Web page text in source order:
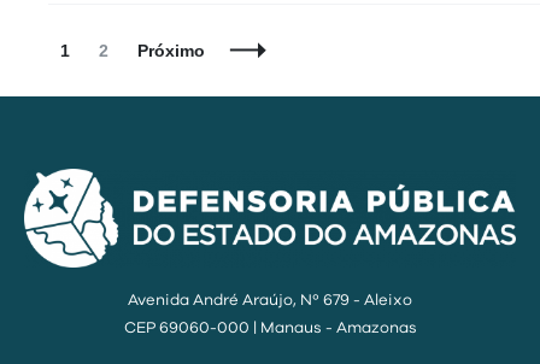
Navegação
Página
1 Página
2 Próximo
Avenida André Araújo, Nº 679 - Aleixo
CEP 69060-000 | Manaus - Amazonas